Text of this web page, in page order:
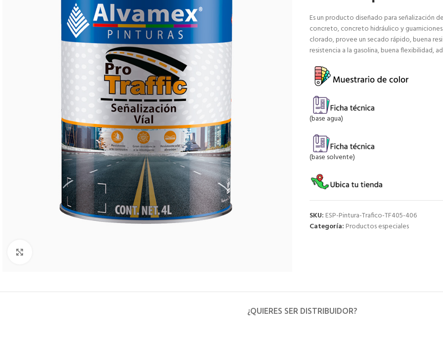
Es un producto diseñado para señalización
concreto, concreto hidráulico y
clorado, provee un secado rápido, buena
resistencia a la gasolina, buena flexibilidad,
(base agua)
(base solvente)
SKU: ESP-Pintura-Trafico-TF405-406
Categoría: Productos especiales
¿QUIERES SER DISTRIBUIDOR?